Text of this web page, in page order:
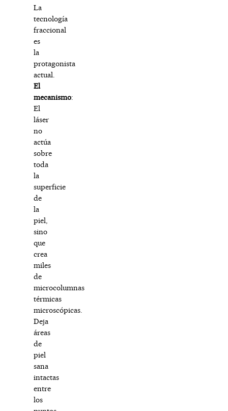
La
tecnología
fraccional
es
la
protagonista
actual.
El
mecanismo:
El
láser
no
actúa
sobre
toda
la
superficie
de
la
piel,
sino
que
crea
miles
de
microcolumnas
térmicas
microscópicas.
Deja
áreas
de
piel
sana
intactas
entre
los